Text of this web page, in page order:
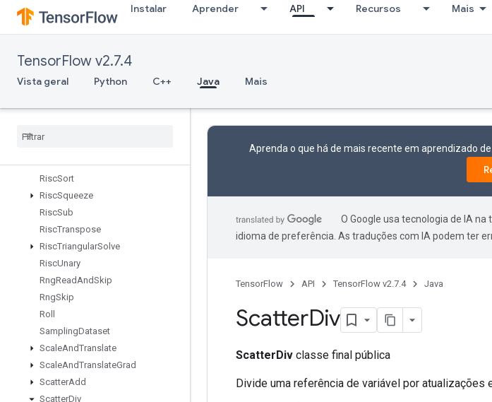
Instalar Aprender API Recursos Mais
TensorFlow v2.7.4
Vista geral Python C++ Java Mais
RiscRandomUniform
RiscReal
RiscRem
RiscReshape
RiscScatter
RiscSort
RiscSqueeze
RiscSub
RiscTranspose
RiscTriangularSolve
RiscUnary
RngReadAndSkip
RngSkip
Roll
SamplingDataset
ScaleAndTranslate
ScaleAndTranslateGrad
ScatterAdd
ScatterDiv
Aprenda o que há de mais recente em aprendizado
O Google usa tecnologia de IA
idioma de preferência. As traduções com IA podem ter
TensorFlow API TensorFlow v2.7.4 Java
ScatterDiv
ScatterDiv classe final pública
Divide uma referência de variável por atualizações